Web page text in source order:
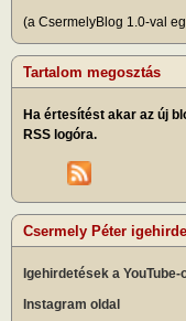
(a CsermelyBlog 1.0-val
Tartalom megosztás
Ha értesítést akar az új
RSS logóra.
Csermely Péter
Igehirdetések a YouTube-
Instagram oldal